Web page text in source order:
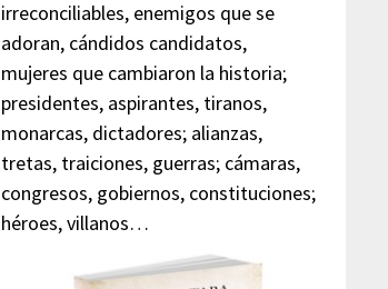
irreconciliables, enemigos que se
adoran, cándidos candidatos,
mujeres que cambiaron la historia;
presidentes, aspirantes, tiranos,
monarcas, dictadores; alianzas,
tretas, traiciones, guerras; cámaras,
congresos, gobiernos, constituciones;
héroes, villanos…